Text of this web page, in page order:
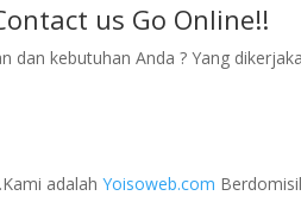
us Go Online!!
kebutuhan Anda ? Yang
adalah Yoisoweb.com